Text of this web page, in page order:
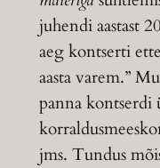
juhendi aastast
aeg kontserti
aasta varem.”
panna kontserdi
jms. Tundus